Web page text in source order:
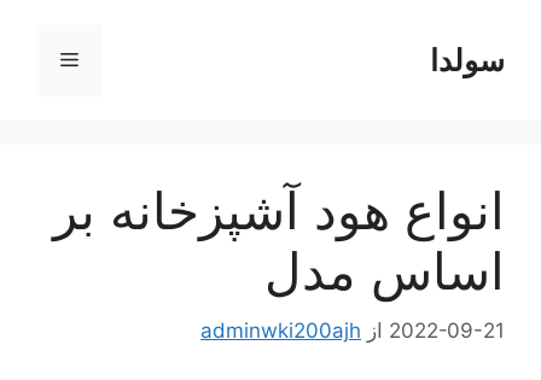
محتواسولدا فهرست
انواع هود آشپزخانه بر
اساس مدل
2022-09-21 از adminwki200ajh